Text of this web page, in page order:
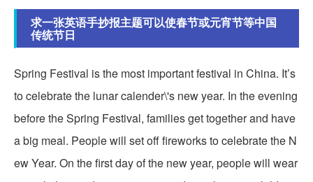
求一张英语手抄报主题可以使春节或元宵节等中国
传统节日
Spring Festival is the most important festival in China. It’s
to celebrate the lunar calender\'s new year. In the evening
before the Spring Festival, families get together and have
a big meal. People will set off fireworks to celebrate the N
ew Year. On the first day of the new year, people will wear